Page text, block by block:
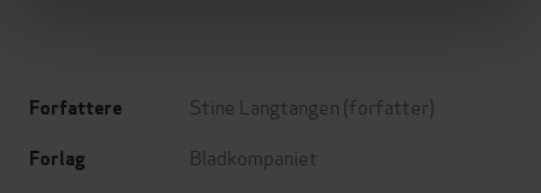
Forfattere Stine Langtangen (forfatter)
Forlag Bladkompaniet